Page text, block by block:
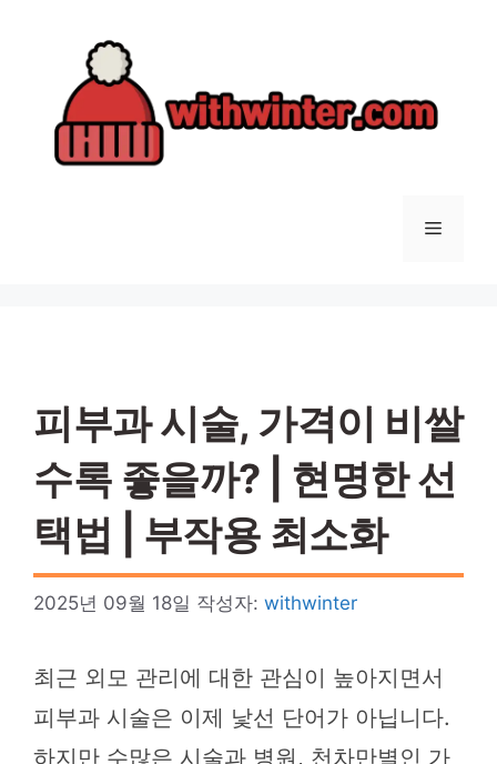
메
피부과 시술, 가격이 비쌀
수록 좋을까? | 현명한 선
택법 | 부작용 최소화
2025년 09월 18일 작성자: withwinter
최근 외모 관리에 대한 관심이 높아지면서
피부과 시술은 이제 낯선 단어가 아닙니다.
하지만 수많은 시술과 병원, 천차만별인 가